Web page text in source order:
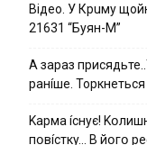
Вiдeo. У Кpuму
21631 “Буян-М”
А зараз
ранíше.
Kapмa ícнyє!
пօвícткy… B йօгօ